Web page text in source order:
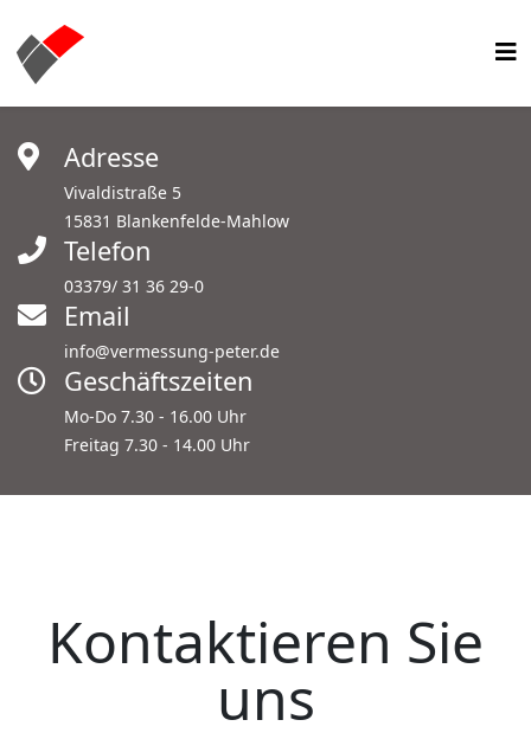
Adresse
Vivaldistraße 5
15831 Blankenfelde-Mahlow
Telefon
03379/ 31 36 29-0
Email
info@vermessung-peter.de
Geschäftszeiten
Mo-Do 7.30 - 16.00 Uhr
Freitag 7.30 - 14.00 Uhr
Kontaktieren Sie
uns